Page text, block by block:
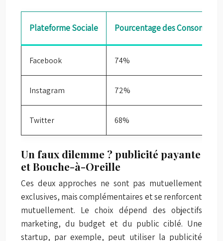
Plateforme Sociale Pourcentage des
Facebook 74%
Instagram 72%
Twitter 68%
Un faux dilemme ? publicité payante
et Bouche-à-Oreille
Ces deux approches ne sont pas mutuellement
exclusives, mais complémentaires et se renforcent
mutuellement. Le choix dépend des objectifs
marketing, du budget et du public ciblé. Une
startup, par exemple, peut utiliser la publicité